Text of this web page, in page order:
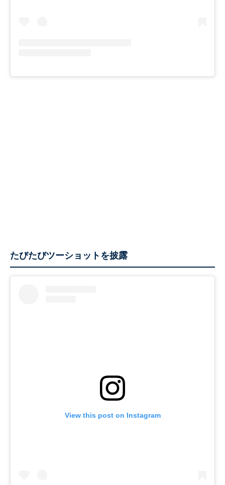
たびたびツーショットを披露
View this post on Instagram